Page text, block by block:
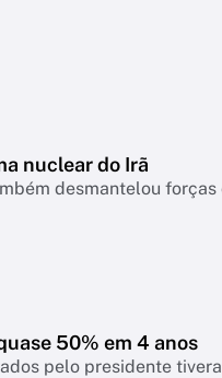
nuclear do Irã
desmantelou
50% em 4 anos
pelo presidente